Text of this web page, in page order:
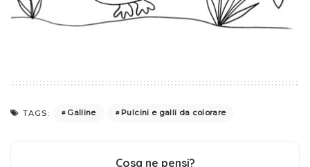
TAGS: Galline Pulcini e galli da colorare
Cosa ne pensi?